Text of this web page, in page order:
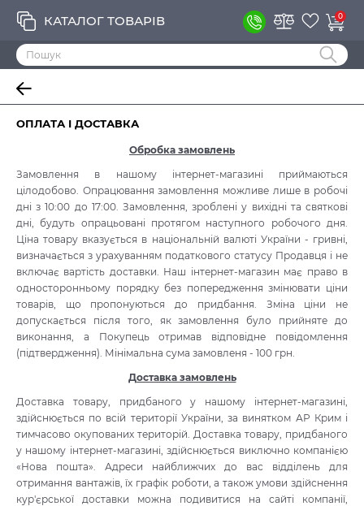
КАТАЛОГ ТОВАРІВ 0
ОПЛАТА І ДОСТАВКА
Обробка замовлень
Замовлення в нашому інтернет-магазині приймаються
цілодобово. Опрацювання замовлення можливе лише в робочі
дні з 10:00 до 17:00. Замовлення, зроблені у вихідні та святкові
дні, будуть опрацьовані протягом наступного робочого дня.
Ціна товару вказується в національній валюті України - гривні,
визначається з урахуванням податкового статусу Продавця і не
включає вартість доставки. Наш інтернет-магазин має право в
односторонньому порядку без попередження змінювати ціни
товарів, що пропонуються до придбання. Зміна ціни не
допускається після того, як замовлення було прийняте до
виконання, а Покупець отримав відповідне повідомлення
(підтвердження). Мінімальна сума замовленя - 100 грн.
Доставка замовлень
Доставка товару, придбаного у нашому інтернет-магазині,
здійснюється по всій території України, за винятком АР Крим і
тимчасово окупованих територій. Доставка товару, придбаного
у нашому інтернет-магазині, здійснюється виключно компанією
«Нова пошта». Адреси найближчих до вас відділень для
отримання вантажів, їх графік роботи, а також умови здійснення
кур'єрської доставки можна подивитися на сайті компанії,